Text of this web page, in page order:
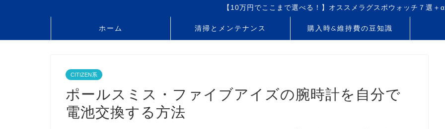
【10万円でここまで選べる！】オススメラグスポウォッチ７選＋α
ホーム 清掃とメンテナンス 購入時&維持費の豆知識
CITIZEN系
ポールスミス・ファイブアイズの腕時計を自分で
電池交換する方法